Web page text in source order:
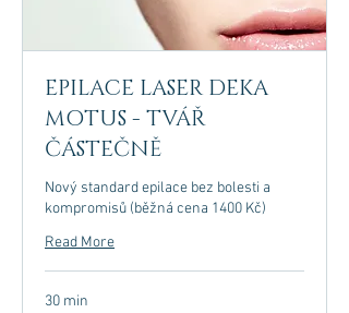
EPILACE LASER DEKA
MOTUS - TVÁŘ
ČÁSTEČNĚ
Nový standard epilace bez bolesti a
kompromisů (běžná cena 1400 Kč)
Read More
30 min